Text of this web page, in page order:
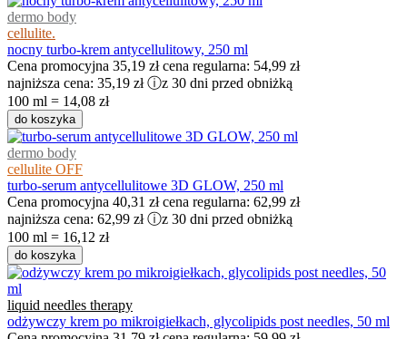
dermo body
cellulite.
nocny turbo-krem antycellulitowy, 250 ml
Cena promocyjna 35,19 zł cena regularna: 54,99 zł
najniższa cena: 35,19 zł ⓘz 30 dni przed obniżką
100 ml = 14,08 zł
do koszyka
dermo body
cellulite OFF
turbo-serum antycellulitowe 3D GLOW, 250 ml
Cena promocyjna 40,31 zł cena regularna: 62,99 zł
najniższa cena: 62,99 zł ⓘz 30 dni przed obniżką
100 ml = 16,12 zł
do koszyka
liquid needles therapy
odżywczy krem po mikroigiełkach, glycolipids post needles, 50 ml